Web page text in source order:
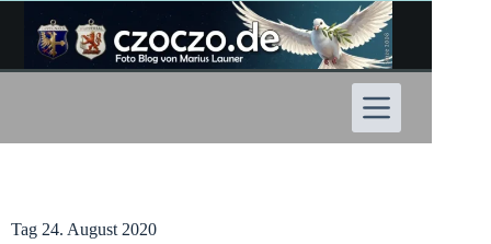
Inhalt
springen
Tag 24. August 2020